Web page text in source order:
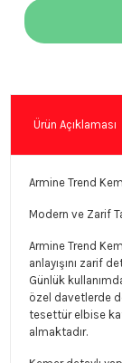
Ürün Açıklaması
Armine Trend
Modern ve Zarif
Armine Trend
anlayışını zarif
Günlük
özel davetlerde
tesettür elbise
almaktadır.